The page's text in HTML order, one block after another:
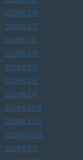
2020年2月
2020年1月
2019年7月
2019年6月
2019年5月
2019年2月
2019年1月
2018年12月
2018年11月
2018年10月
2018年9月